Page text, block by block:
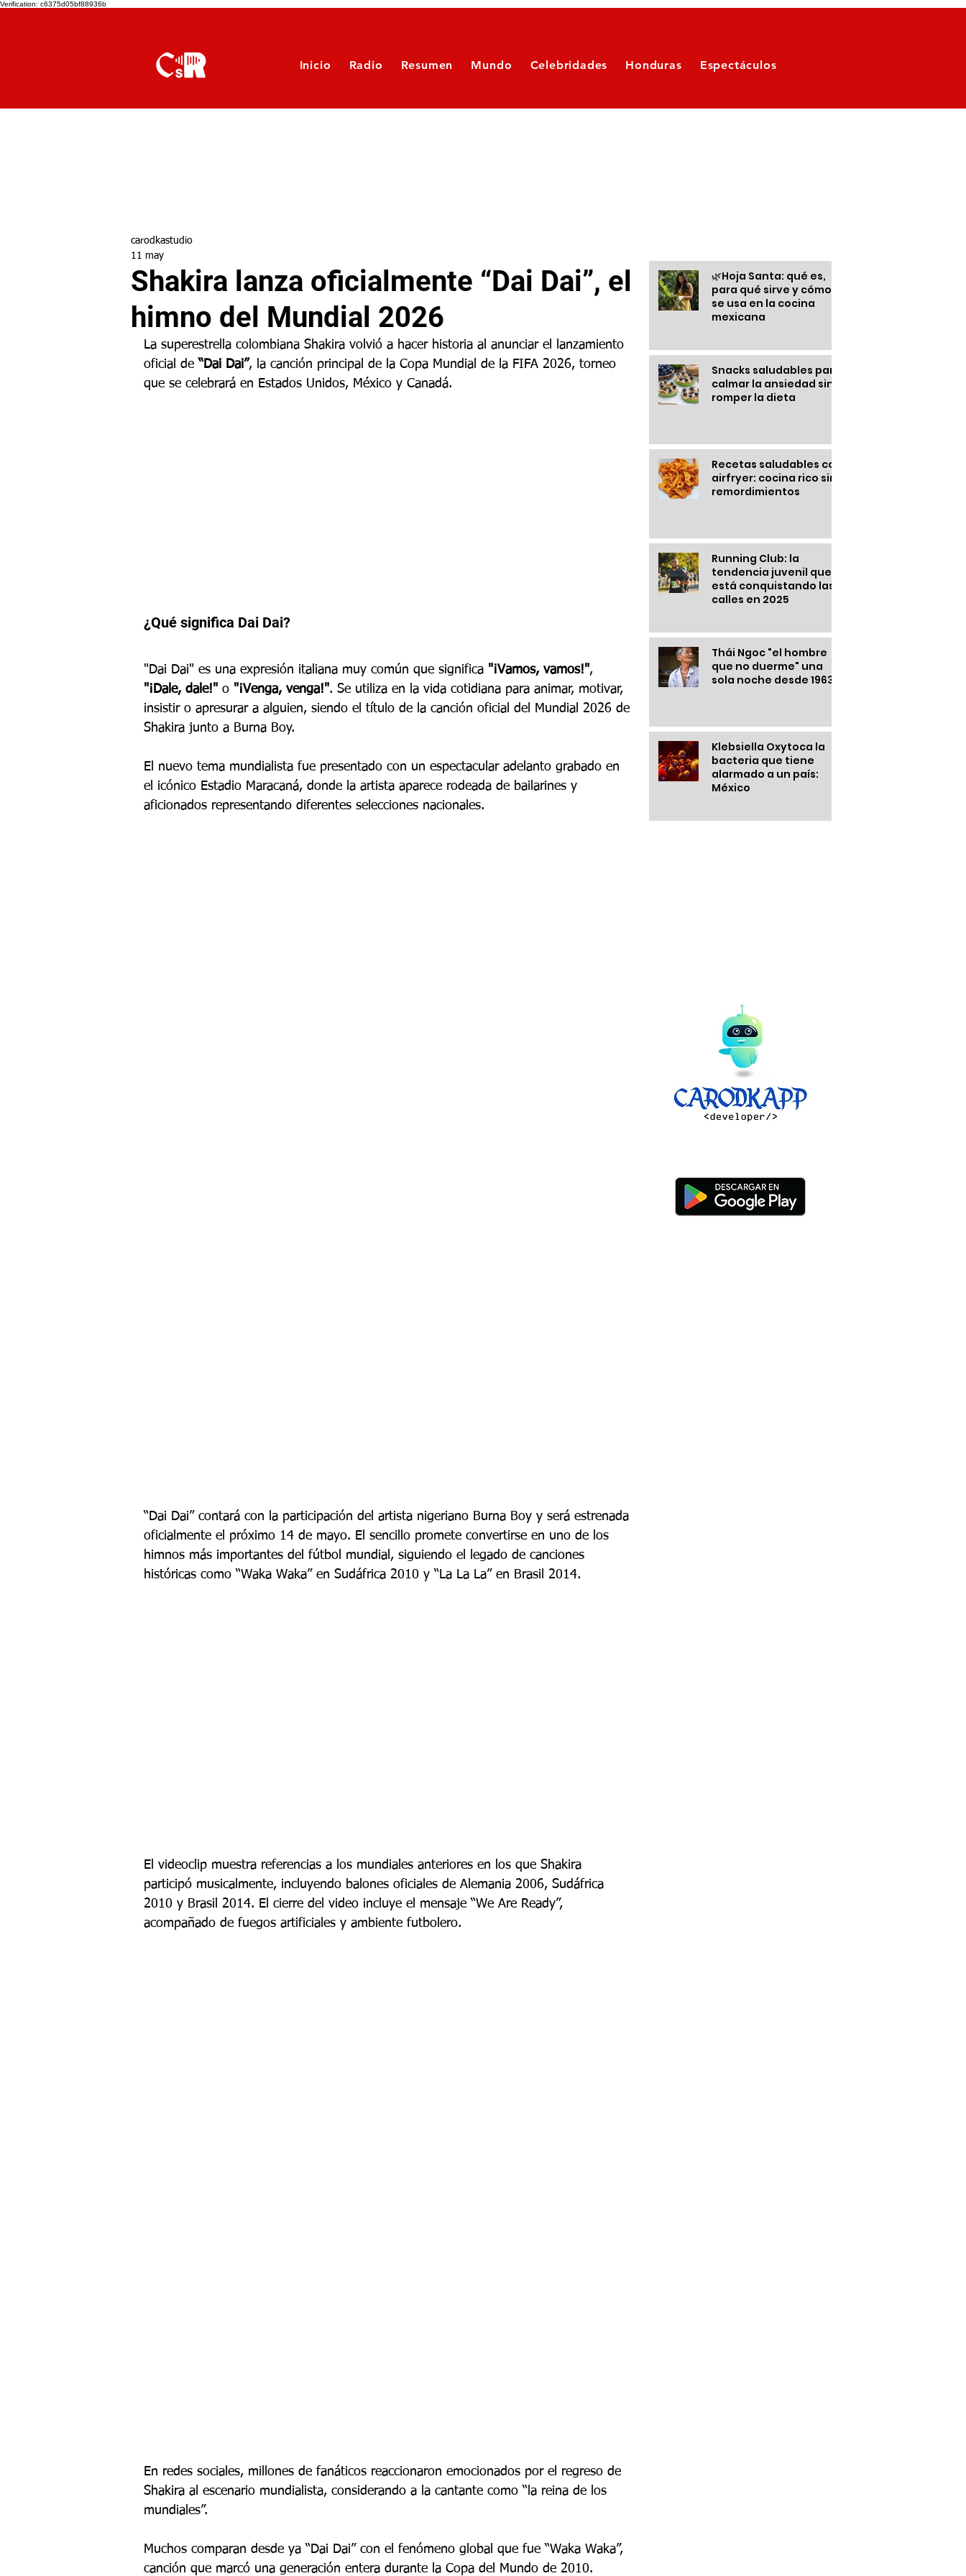
Verification: c6375d05bf88936b
Inicio Radio Resumen Mundo Celebridades Honduras Espectáculos
Shakira lanza oficialmente “Dai Dai”, el
himno del Mundial 2026
carodkastudio
11 may
La superestrella colombiana Shakira volvió a hacer historia al anunciar el lanzamiento
oficial de “Dai Dai”, la canción principal de la Copa Mundial de la FIFA 2026, torneo
que se celebrará en Estados Unidos, México y Canadá.
¿Qué significa Dai Dai?
"Dai Dai" es una expresión italiana muy común que significa "¡Vamos, vamos!",
"¡Dale, dale!" o "¡Venga, venga!". Se utiliza en la vida cotidiana para animar, motivar,
insistir o apresurar a alguien, siendo el título de la canción oficial del Mundial 2026 de
Shakira junto a Burna Boy.
El nuevo tema mundialista fue presentado con un espectacular adelanto grabado en
el icónico Estadio Maracaná, donde la artista aparece rodeada de bailarines y
aficionados representando diferentes selecciones nacionales.
“Dai Dai” contará con la participación del artista nigeriano Burna Boy y será estrenada
oficialmente el próximo 14 de mayo. El sencillo promete convertirse en uno de los
himnos más importantes del fútbol mundial, siguiendo el legado de canciones
históricas como “Waka Waka” en Sudáfrica 2010 y “La La La” en Brasil 2014.
El videoclip muestra referencias a los mundiales anteriores en los que Shakira
participó musicalmente, incluyendo balones oficiales de Alemania 2006, Sudáfrica
2010 y Brasil 2014. El cierre del video incluye el mensaje “We Are Ready”,
acompañado de fuegos artificiales y ambiente futbolero.
En redes sociales, millones de fanáticos reaccionaron emocionados por el regreso de
Shakira al escenario mundialista, considerando a la cantante como “la reina de los
mundiales”.
Muchos comparan desde ya “Dai Dai” con el fenómeno global que fue “Waka Waka”,
canción que marcó una generación entera durante la Copa del Mundo de 2010.
🌿Hoja Santa: qué es,
para qué sirve y cómo
se usa en la cocina
mexicana
Snacks saludables para
calmar la ansiedad sin
romper la dieta
Recetas saludables con
airfryer: cocina rico sin
remordimientos
Running Club: la
tendencia juvenil que
está conquistando las
calles en 2025
Thái Ngoc "el hombre
que no duerme" una
sola noche desde 1963
Klebsiella Oxytoca la
bacteria que tiene
alarmado a un país:
México